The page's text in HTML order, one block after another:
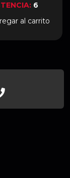
6
al carrito